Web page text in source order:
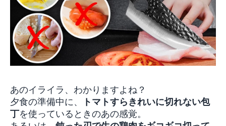
あのイライラ、わかりますよね？
夕食の準備中に、
トマトすらきれいに切れない包
丁を使っているときのあの感覚。